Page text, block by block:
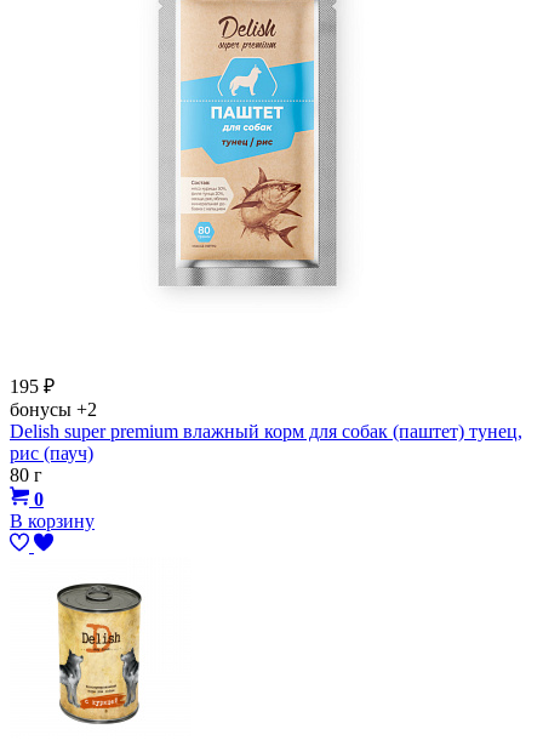
195 ₽
бонусы +2
Delish super premium влажный корм для собак (паштет) тунец,
рис (пауч)
80 г
0
В корзину